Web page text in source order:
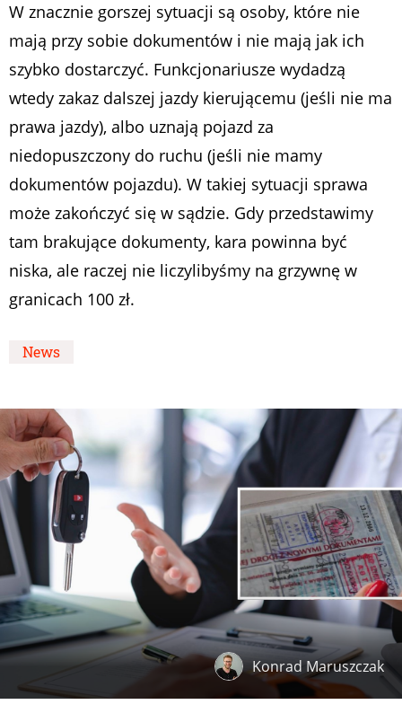
W znacznie gorszej sytuacji są osoby, które nie
mają przy sobie dokumentów i nie mają jak ich
szybko dostarczyć. Funkcjonariusze wydadzą
wtedy zakaz dalszej jazdy kierującemu (jeśli nie ma
prawa jazdy), albo uznają pojazd za
niedopuszczony do ruchu (jeśli nie mamy
dokumentów pojazdu). W takiej sytuacji sprawa
może zakończyć się w sądzie. Gdy przedstawimy
tam brakujące dokumenty, kara powinna być
niska, ale raczej nie liczylibyśmy na grzywnę w
granicach 100 zł.
News
Konrad Maruszczak